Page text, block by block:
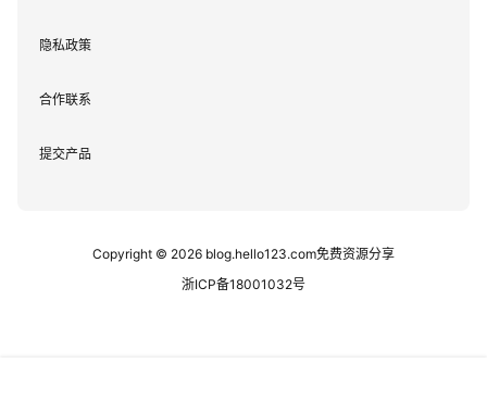
隐私政策
合作联系
提交产品
Copyright © 2026 blog.hello123.com免费资源分享
浙ICP备18001032号